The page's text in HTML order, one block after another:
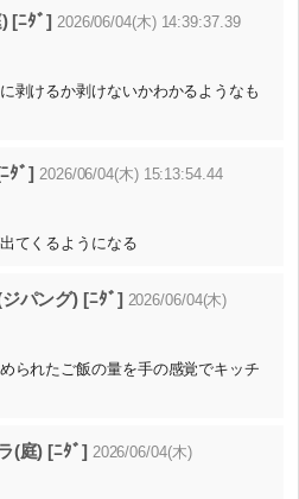
[ﾆﾀﾞ] 2026/06/04(木) 14:39:37.39
剥けるか剥けないかわかるようなも
ﾀﾞ] 2026/06/04(木) 15:13:54.44
てくるようになる
パング) [ﾆﾀﾞ] 2026/06/04(木)
られたご飯の量を手の感覚でキッチ
(庭) [ﾆﾀﾞ] 2026/06/04(木)